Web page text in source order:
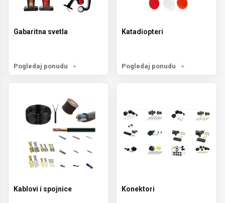
Gabaritna svetla
Pogledaj ponudu
Katadiopteri
Pogledaj ponudu
Kablovi i spojnice Konektori